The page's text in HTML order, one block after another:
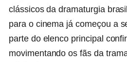
clássicos da dramaturgia
para o cinema já começou a
parte do elenco principal
movimentando os fãs da